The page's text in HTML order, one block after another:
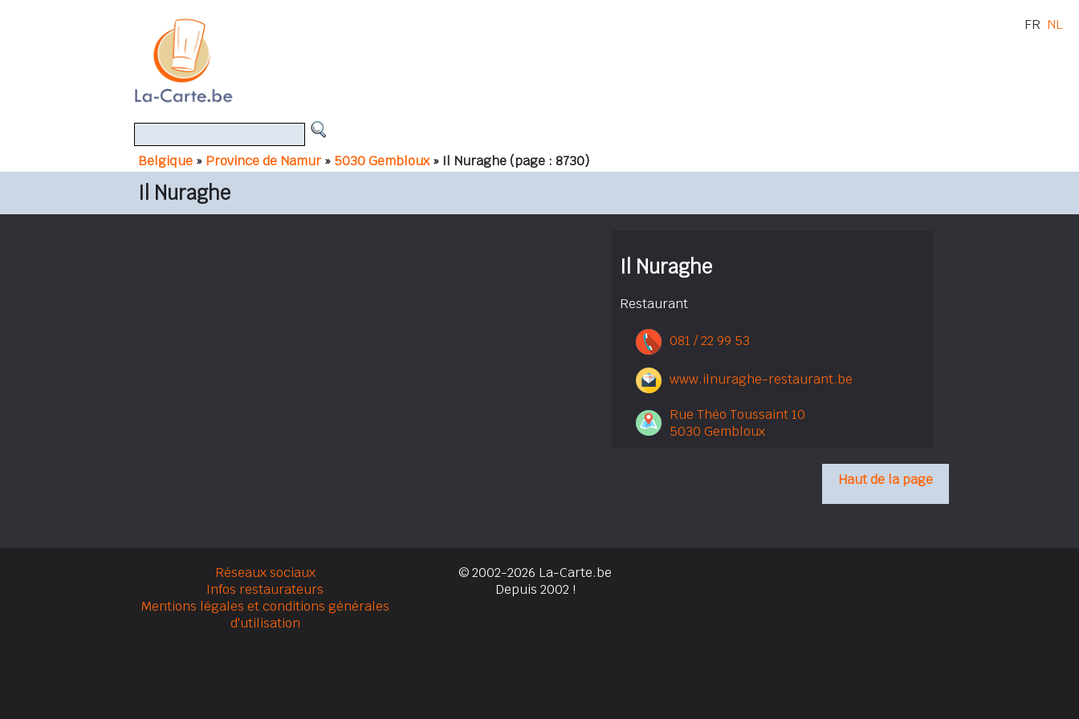
Belgique » Province de Namur» 5030 Gembloux » Il Nuraghe(page : 8730)
FR NL
Il Nuraghe
Il Nuraghe
Restaurant
081 / 22 99 53
www.ilnuraghe-restaurant.be
Rue Théo Toussaint 10
5030 Gembloux
Haut de la page
Réseaux sociaux
Infos restaurateurs
Mentions légales et conditions générales
d'utilisation
© 2002-2026 La-Carte.be
Depuis 2002 !